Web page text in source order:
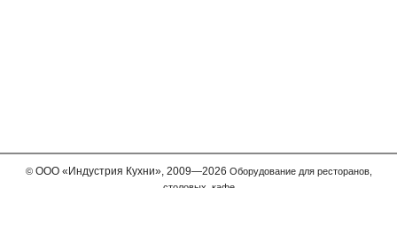
© ООО «Индустрия Кухни»,2009—2026 Оборудование для ресторанов,
столовых, кафе